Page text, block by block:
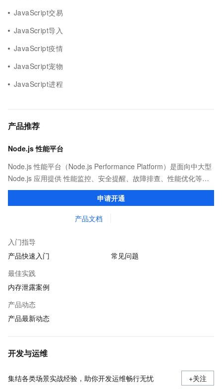
JavaScript交易
JavaScript导入
JavaScript疫情
JavaScript宠物
JavaScript进程
产品推荐
Node.js 性能平台
Node.js 性能平台（Node.js Performance Platform）是面向中大型
Node.js 应用提供 性能监控、安全提醒、故障排查、性能优化等服
务的整体性解决方案。提供完善的工具链和服务，协助客户主动、
申请开通
产品文档
入门指导
产品快速入门
常见问题
最佳实践
内存泄露案例
产品动态
产品最新动态
开发与运维
集结各类场景实战经验，助你开发运维畅行无忧 +关注